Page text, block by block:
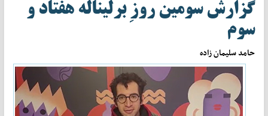
گزارش سومین روزِ برلیناله هفتاد و
سوم
حامد سلیمان زاده